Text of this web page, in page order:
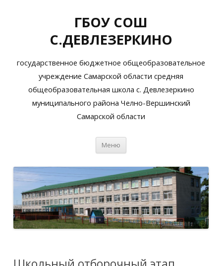
ГБОУ СОШ
С.ДЕВЛЕЗЕРКИНО
государственное бюджетное общеобразовательное
учреждение Самарской области средняя
общеобразовательная школа с. Девлезеркино
муниципального района Челно-Вершинский
Самарской области
Меню